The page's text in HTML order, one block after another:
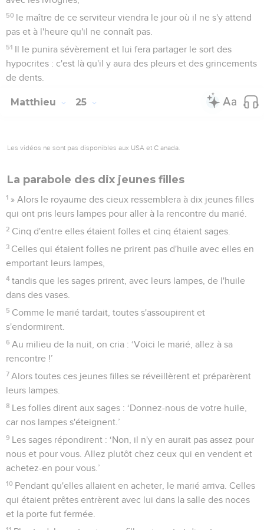
50 le maître de ce serviteur viendra le jour où il ne s'y attend
pas et à l'heure qu'il ne connaît pas.
51 Il le punira sévèrement et lui fera partager le sort des
hypocrites : c'est là qu'il y aura des pleurs et des grincements
de dents.
Matthieu 25
Les vidéos ne sont pas disponibles aux USA et C anada.
La parabole des dix jeunes filles
1 » Alors le royaume des cieux ressemblera à dix jeunes filles
qui ont pris leurs lampes pour aller à la rencontre du marié.
2 Cinq d'entre elles étaient folles et cinq étaient sages.
3 Celles qui étaient folles ne prirent pas d'huile avec elles en
emportant leurs lampes,
4 tandis que les sages prirent, avec leurs lampes, de l'huile
dans des vases.
5 Comme le marié tardait, toutes s'assoupirent et
s'endormirent.
6 Au milieu de la nuit, on cria : ‘Voici le marié, allez à sa
rencontre !’
7 Alors toutes ces jeunes filles se réveillèrent et préparèrent
leurs lampes.
8 Les folles dirent aux sages : ‘Donnez-nous de votre huile,
car nos lampes s'éteignent.’
9 Les sages répondirent : ‘Non, il n'y en aurait pas assez pour
nous et pour vous. Allez plutôt chez ceux qui en vendent et
achetez-en pour vous.’
10 Pendant qu'elles allaient en acheter, le marié arriva. Celles
qui étaient prêtes entrèrent avec lui dans la salle des noces
et la porte fut fermée.